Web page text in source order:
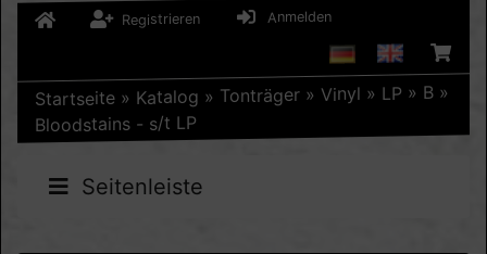
Registrieren Anmelden
Startseite » Katalog » Tonträger » Vinyl » LP » B »
Bloodstains - s/t LP
Seitenleiste